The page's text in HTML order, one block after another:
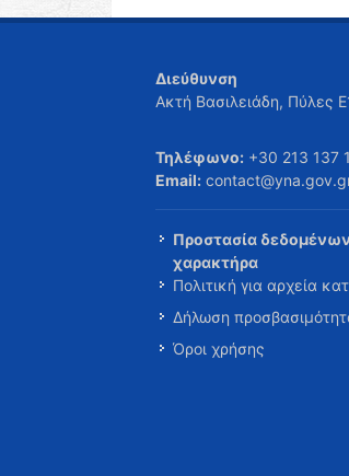
Διεύθυνση
Ακτή Βασιλειάδη, Πύλες
Τηλέφωνο: +30 213 137
Email:
Προστασία
χαρακτήρα
Πολιτική για αρχεία
Δήλωση
Όροι χρήσης